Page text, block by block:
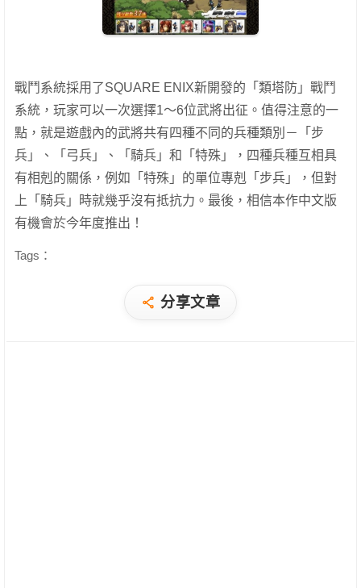
戰鬥系統採用了SQUARE ENIX新開發的「類塔防」戰鬥
系統，玩家可以一次選擇1～6位武將出征。值得注意的一
點，就是遊戲內的武將共有四種不同的兵種類別－「步
兵」、「弓兵」、「騎兵」和「特殊」，四種兵種互相具
有相剋的關係，例如「特殊」的單位專剋「步兵」，但對
上「騎兵」時就幾乎沒有抵抗力。最後，相信本作中文版
有機會於今年度推出！
Tags：
分享文章